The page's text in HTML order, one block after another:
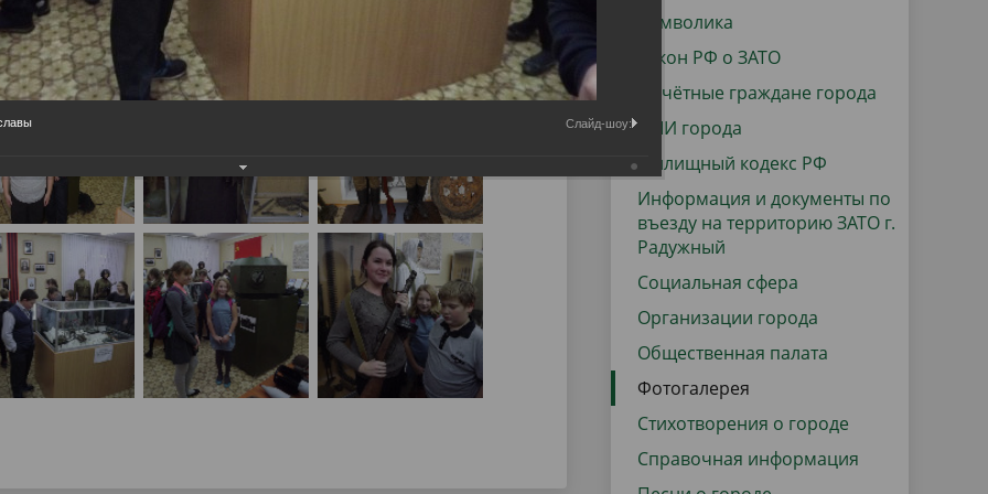
Городская среда
проекты Реализация Национальных проектов
закупки
Региональный контроль
коррупции
Муниципально - частное
Поддержка малого и среднего
предпринимательства
Символика
Закон РФ о ЗАТО
Почётные граждане города
СМИ города
Жилищный кодекс РФ
Информация и документы по
въезду на территорию ЗАТО г.
Радужный
Социальная сфера
Организации города
Общественная палата
Фотогалерея
Стихотворения о городе
Справочная информация
Слайд-шоу: